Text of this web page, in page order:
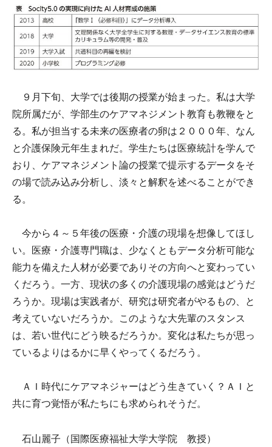
９月下旬、大学では後期の授業が始まった。私は大学
院所属だが、学部生のケアマネジメント教育も教鞭をと
る。私が担当する未来の医療者の卵は２０００年、なん
と介護保険元年生まれだ。学生たちは医療統計を学んで
おり、ケアマネジメント論の授業で提示するデータをそ
の場で読み込み分析し、淡々と解釈を述べることができ
る。
今から４～５年後の医療・介護の現場を想像してほし
い。医療・介護専門職は、少なくともデータ分析可能な
能力を備えた人材が必要でありその方向へと変わってい
くだろう。一方、現状の多くの介護現場の感覚はどうだ
ろうか。現場は実践者が、研究は研究者がやるもの、と
考えていないだろうか。このような大先輩のスタンス
は、若い世代にどう映るだろうか。変化は私たちが思っ
ているよりはるかに早くやってくるだろう。
ＡＩ時代にケアマネジャーはどう生きていく？ＡＩと
共に育つ覚悟が私たちにも求められそうだ。
石山麗子（国際医療福祉大学大学院 教授）